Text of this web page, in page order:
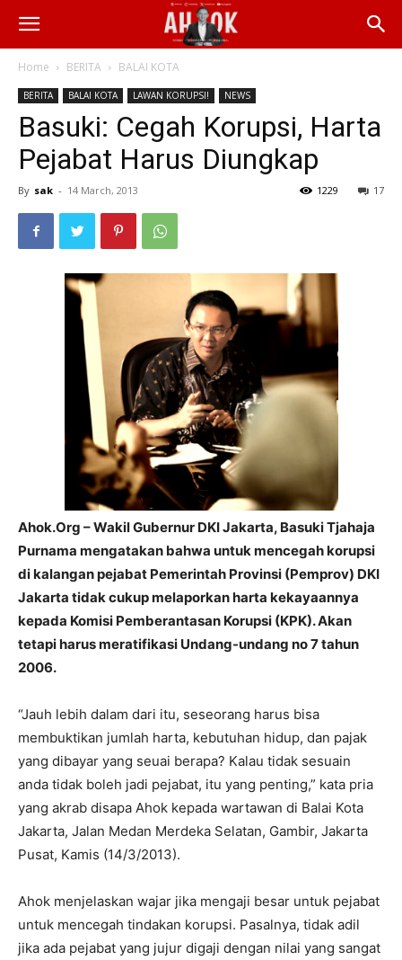
Home BERITA BALAI KOTA
BERITA BALAI KOTA LAWAN KORUPSI! NEWS
Basuki: Cegah Korupsi, Harta
Pejabat Harus Diungkap
By sak - 14 March, 2013 17
1229
Ahok.Org – Wakil Gubernur DKI Jakarta, Basuki Tjahaja
Purnama mengatakan bahwa untuk mencegah korupsi
di kalangan pejabat Pemerintah Provinsi (Pemprov) DKI
Jakarta tidak cukup melaporkan harta kekayaannya
kepada Komisi Pemberantasan Korupsi (KPK). Akan
tetapi harus meratifikasi Undang-undang no 7 tahun
2006.
“Jauh lebih dalam dari itu, seseorang harus bisa
membuktikan jumlah harta, kebutuhan hidup, dan pajak
yang dibayar yang seuai berapa? Kalau tidak sesuain
anda tidak boleh jadi pejabat, itu yang penting,” kata pria
yang akrab disapa Ahok kepada wartawan di Balai Kota
Jakarta, Jalan Medan Merdeka Selatan, Gambir, Jakarta
Pusat, Kamis (14/3/2013).
Ahok menjelaskan wajar jika mengaji besar untuk pejabat
untuk mencegah tindakan korupsi. Pasalnya, tidak adil
jika ada pejabat yang jujur digaji dengan nilai yang sangat